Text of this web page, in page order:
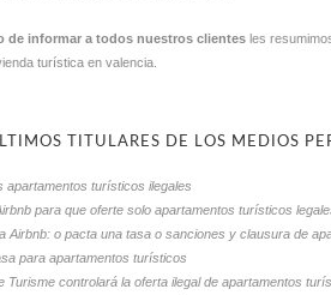
de informar a todos nuestros clientes les
turística en valencia.
TITULARES DE LOS MEDIOS
apartamentos turísticos ilegales
para que oferte solo apartamentos turísticos
Airbnb: o pacta una tasa o sanciones y clausura de
para apartamentos turísticos
Turisme controlará la oferta ilegal de apartamentos